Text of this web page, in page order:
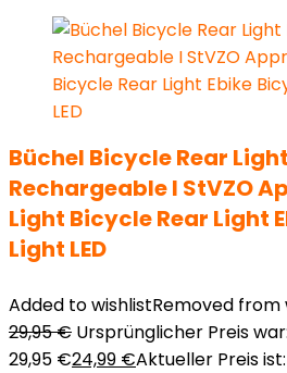
Büchel Bicycle Rear Light
Rechargeable I StVZO
Light Bicycle Rear Light
Light LED
Added to wishlistRemoved from
29,95€ Ursprünglicher Preis war:
29,95 €24,99 €Aktueller Preis